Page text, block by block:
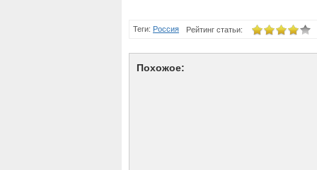
Теги: Россия Рейтинг статьи:
Похожое: